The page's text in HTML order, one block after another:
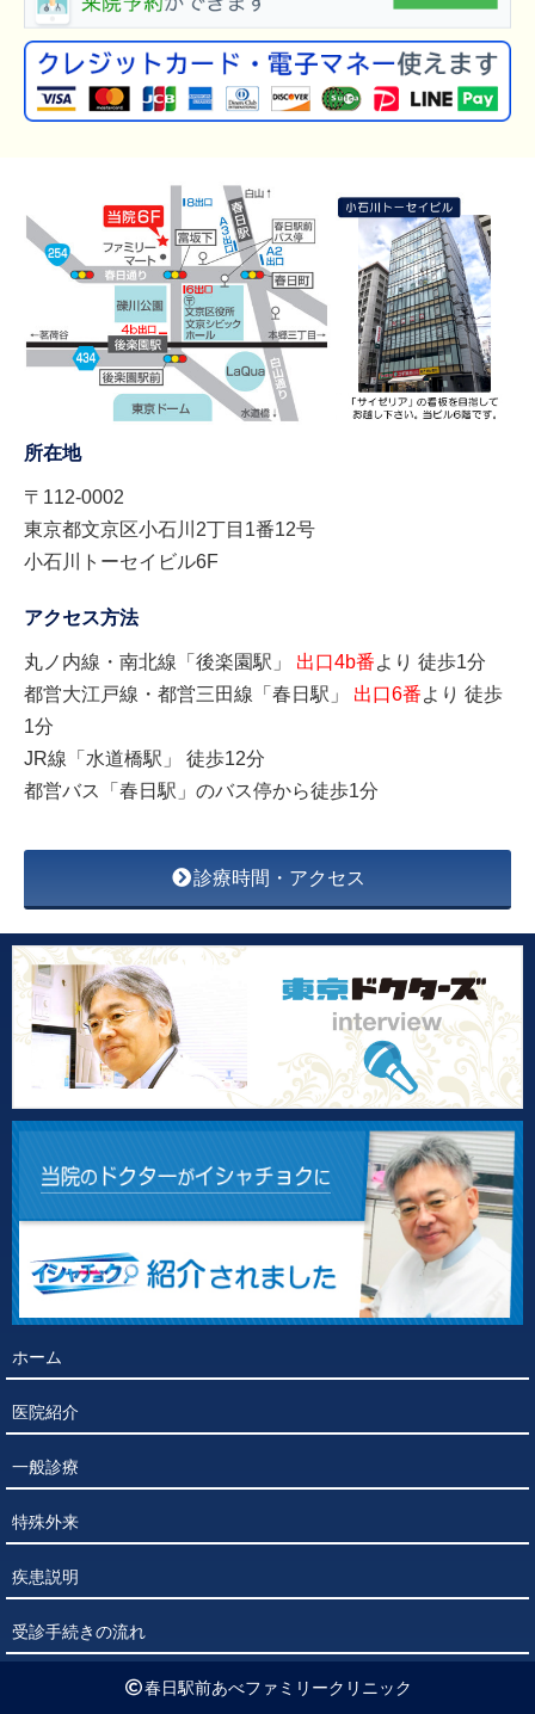
所在地
〒112-0002
東京都文京区小石川2丁目1番12号
小石川トーセイビル6F
アクセス方法
丸ノ内線・南北線「後楽園駅」 出口4b番より 徒歩1分
都営大江戸線・都営三田線「春日駅」 出口6番より 徒歩
1分
JR線「水道橋駅」 徒歩12分
都営バス「春日駅」のバス停から徒歩1分
診療時間・アクセス
ホーム
医院紹介
一般診療
特殊外来
疾患説明
受診手続きの流れ
春日駅前あべファミリークリニック